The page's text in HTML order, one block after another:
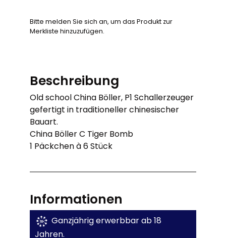
Bitte melden Sie sich an, um das Produkt zur
Merkliste hinzuzufügen.
Beschreibung
Old school China Böller, P1 Schallerzeuger
gefertigt in traditioneller chinesischer
Bauart.
China Böller C Tiger Bomb
1 Päckchen à 6 Stück
Informationen
Ganzjährig erwerbbar ab 18
Jahren.